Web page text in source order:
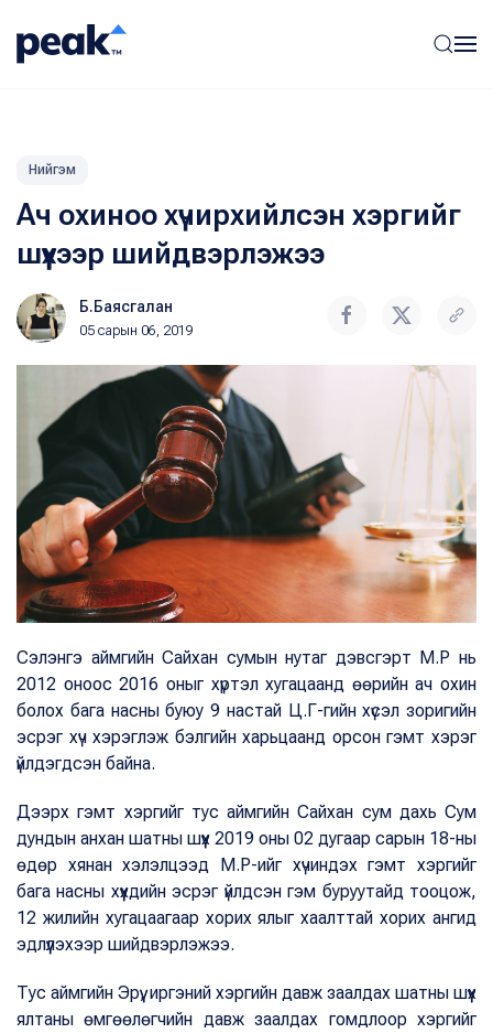
Нийгэм
Ач охиноо хүчирхийлсэн хэргийг
шүүхээр шийдвэрлэжээ
Б.Баясгалан
05 сарын 06, 2019
Сэлэнгэ аймгийн Сайхан сумын нутаг дэвсгэрт М.Р нь
2012 оноос 2016 оныг хүртэл хугацаанд өөрийн ач охин
болох бага насны буюу 9 настай Ц.Г-гийн хүсэл зоригийн
эсрэг хүч хэрэглэж бэлгийн харьцаанд орсон гэмт хэрэг
үйлдэгдсэн байна.
Дээрх гэмт хэргийг тус аймгийн Сайхан сум дахь Сум
дундын анхан шатны шүүх 2019 оны 02 дугаар сарын 18-ны
өдөр хянан хэлэлцээд М.Р-ийг хүчиндэх гэмт хэргийг
бага насны хүүхдийн эсрэг үйлдсэн гэм буруутайд тооцож,
12 жилийн хугацаагаар хорих ялыг хаалттай хорих ангид
эдлүүлэхээр шийдвэрлэжээ.
Тус аймгийн Эрүү, иргэний хэргийн давж заалдах шатны шүүх
ялтаны өмгөөлөгчийн давж заалдах гомдлоор хэргийг